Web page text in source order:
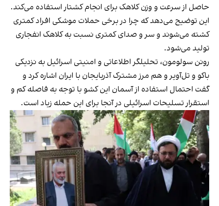
حاصل از سرعت و وزن کلاهک برای انجام کشتار استفاده می‌کند.
این توضیح می‌دهد که چرا در برخی حملات موشکی افراد کمتری
کشته می‌شوند و سر و صدای کمتری نسبت به کلاهک انفجاری
تولید می‌شود.
رونن سولومون، تحلیلگر اطلاعاتی و امنیتی اسرائیل به نزدیکی
باکو و تل‌آویر و هم مرز مشترک آذربایجان با ایران اشاره کرد و
گفت احتمال استفاده از آسمان این کشو با توجه به فاصله کم و
استقرار تسلیحات اسرائیلی در آنجا برای این حمله زیاد است.